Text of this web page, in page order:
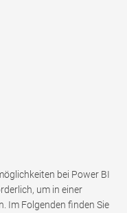
bei Power BI
um in einer
Im Folgenden finden Sie